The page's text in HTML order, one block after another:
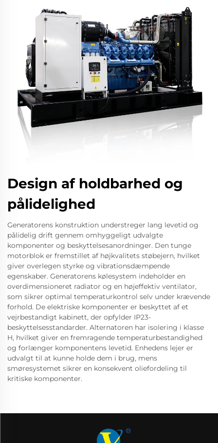
Design af holdbarhed og
pålidelighed
Generatorens konstruktion understreger lang levetid og
pålidelig drift gennem omhyggeligt udvalgte
komponenter og beskyttelsesanordninger. Den tunge
motorblok er fremstillet af højkvalitets støbejern, hvilket
giver overlegen styrke og vibrationsdæmpende
egenskaber. Generatorens kølesystem indeholder en
overdimensioneret radiator og en højeffektiv ventilator,
som sikrer optimal temperaturkontrol selv under krævende
forhold. De elektriske komponenter er beskyttet af et
vejrbestandigt kabinett, der opfylder IP23-
beskyttelsesstandarder. Alternatoren har isolering i klasse
H, hvilket giver en fremragende temperaturbestandighed
og forlænger komponentens levetid. Enhedens lejer er
udvalgt til at kunne holde dem i brug, mens
smøresystemet sikrer en konsekvent oliefordeling til
kritiske komponenter.